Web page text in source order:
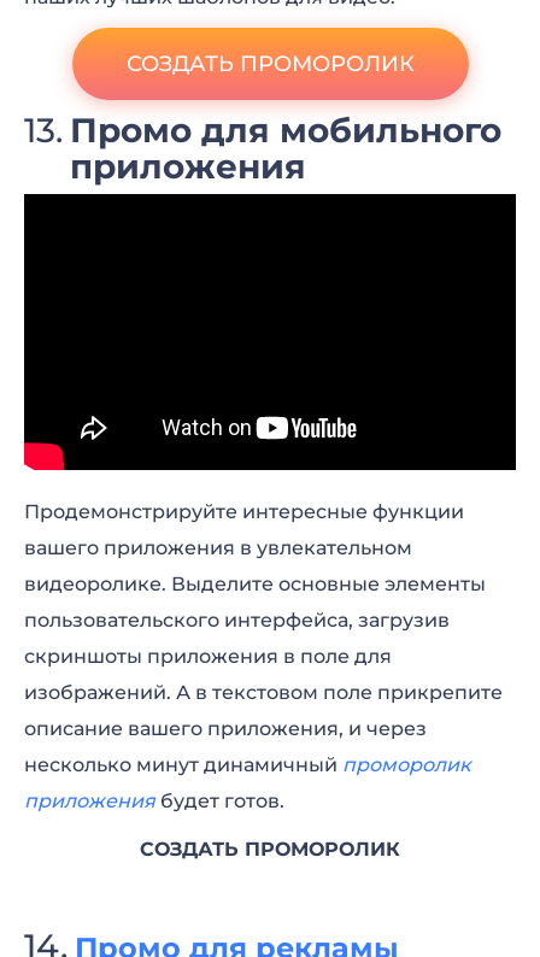
СОЗДАТЬ ПРОМОРОЛИК
Промо для мобильного
приложения
Продемонстрируйте интересные функции
вашего приложения в увлекательном
видеоролике. Выделите основные элементы
пользовательского интерфейса, загрузив
скриншоты приложения в поле для
изображений. А в текстовом поле прикрепите
описание вашего приложения, и через
несколько минут динамичный проморолик
приложениябудет готов.
СОЗДАТЬ ПРОМОРОЛИК
Промо для рекламы